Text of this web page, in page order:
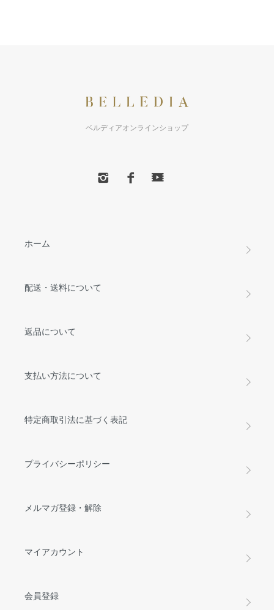
ベルディアオンラインショップ
ホーム
配送・送料について
返品について
支払い方法について
特定商取引法に基づく表記
プライバシーポリシー
メルマガ登録・解除
マイアカウント
会員登録